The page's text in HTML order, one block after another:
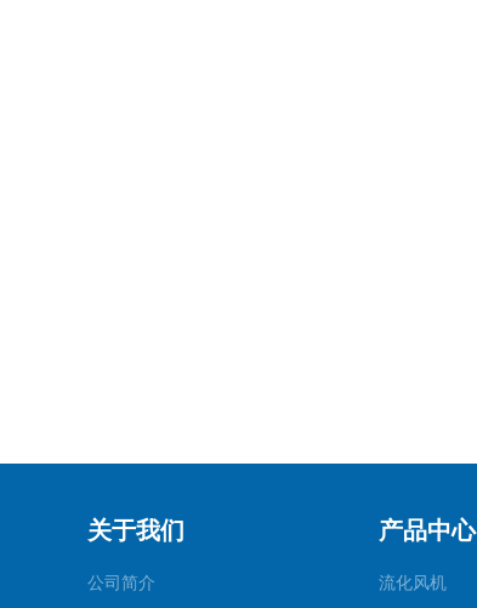
关于我们
公司简介
产品中心
流化风机